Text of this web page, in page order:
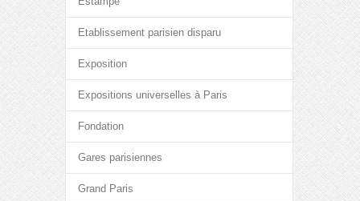
Etablissement parisien disparu
Exposition
Expositions universelles à Paris
Fondation
Gares parisiennes
Grand Paris